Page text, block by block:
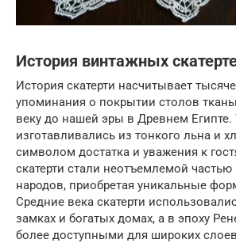
История винтажных
История скатерти насчитывает
упоминания о покрытии столов
веку до нашей эры в Древнем Египте.
изготавливались из тонкого льна и
символом достатка и уважения к
скатерти стали неотъемлемой
народов, приобретая уникальные
Средние века скатерти
замках и богатых домах, а в эпоху
более доступными для широких